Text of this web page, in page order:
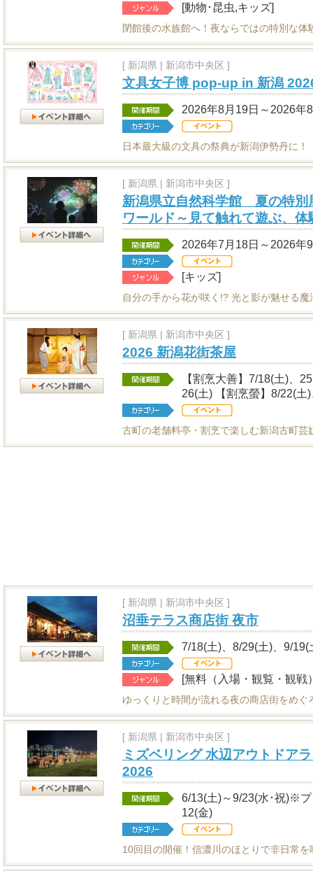
[動物･昆虫,キッズ]
閉館後の水族館へ！夜ならではの特別な体
[ 新潟県 | 新潟市中央区 ]
文具女子博 pop-up in 新潟
2026年8月19日～2026年
日本最大級の文具の祭典が新潟伊勢丹に！
[ 新潟県 | 新潟市中央区 ]
新潟県立自然科学館 夏の特別
ワールド～見て触れて遊ぶ、
2026年7月18日～2026年
[キッズ]
自分の手から花が咲く!? 光と影が魅せる
[ 新潟県 | 新潟市中央区 ]
2026 新潟花街茶屋
【割烹大善】7/18(土)、
26(土) 【割烹螢】8/22(土
古町の老舗料亭・割烹で楽しむ新潟古町芸
[ 新潟県 | 新潟市中央区 ]
沼垂テラス商店街 夜市
7/18(土)、8/29(土)、9/19(
[無料（入場・観覧・観戦
ゆっくりと時間が流れる夜の商店街をめぐ
[ 新潟県 | 新潟市中央区 ]
ミズベリング 水辺アウトドア
2026
6/13(土)～9/23(水･祝)※
12(金)
10回目の開催！信濃川のほとりで非日常を